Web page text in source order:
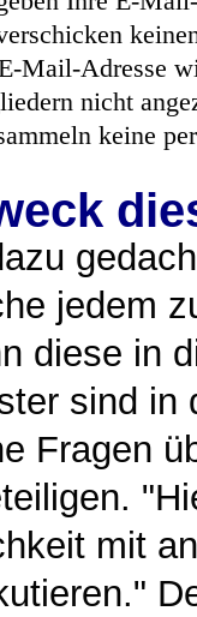
Mail-Adresse
nicht
keine
jedem
diese in
sind in
Fragen
mit